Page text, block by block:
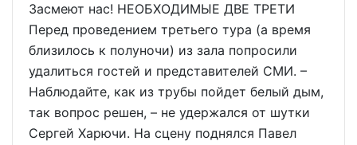
Засмеют нас! НЕОБХОДИМЫЕ ДВЕ ТРЕТИ
Перед проведением третьего тура (а время
близилось к полуночи) из зала попросили
удалиться гостей и представителей СМИ. –
Наблюдайте, как из трубы пойдет белый дым,
так вопрос решен, – не удержался от шутки
Сергей Харючи. На сцену поднялся Павел